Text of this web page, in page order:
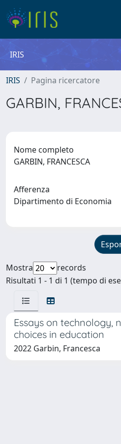
IRIS
IRIS Pagina ricercatore
GARBIN,
Nome completo
GARBIN, FRANCESCA
Afferenza
Dipartimento di Economia
Mostra
records
Risultati 1 - 1 di 1 (tempo di
Essays on technology,
choices in education
2022 Garbin, Francesca